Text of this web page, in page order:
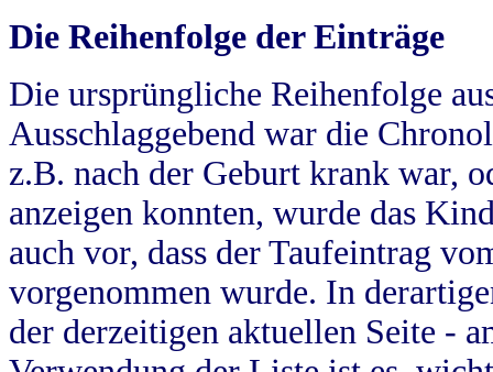
Die Reihenfolge der Einträge
Die ursprüngliche Reihenfolge
Ausschlaggebend war die
z.B. nach der Geburt krank war,
anzeigen konnten, wurde das
auch vor, dass der Taufeintrag
vorgenommen wurde. In
der derzeitigen aktuellen Seite -